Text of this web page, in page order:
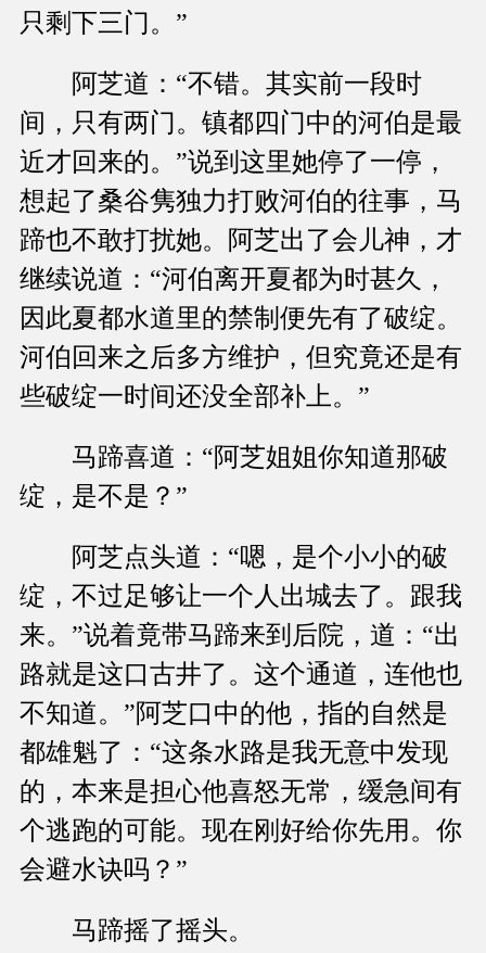
只剩下三门。”
阿芝道：“不错。其实前一段时
间，只有两门。镇都四门中的河伯是最
近才回来的。”说到这里她停了一停，
想起了桑谷隽独力打败河伯的往事，马
蹄也不敢打扰她。阿芝出了会儿神，才
继续说道：“河伯离开夏都为时甚久，
因此夏都水道里的禁制便先有了破绽。
河伯回来之后多方维护，但究竟还是有
些破绽一时间还没全部补上。”
马蹄喜道：“阿芝姐姐你知道那破
绽，是不是？”
阿芝点头道：“嗯，是个小小的破
绽，不过足够让一个人出城去了。跟我
来。”说着竟带马蹄来到后院，道：“出
路就是这口古井了。这个通道，连他也
不知道。”阿芝口中的他，指的自然是
都雄魁了：“这条水路是我无意中发现
的，本来是担心他喜怒无常，缓急间有
个逃跑的可能。现在刚好给你先用。你
会避水诀吗？”
马蹄摇了摇头。